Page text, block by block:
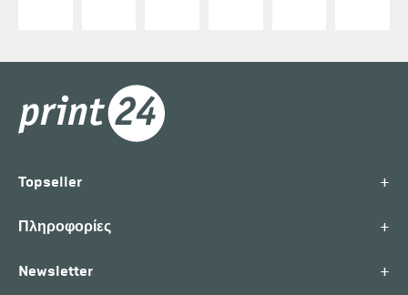
Topseller +
Πληροφορίες +
Newsletter +